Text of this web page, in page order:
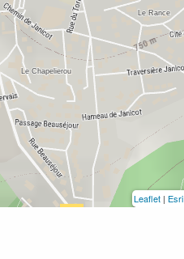
Leaflet | Esri